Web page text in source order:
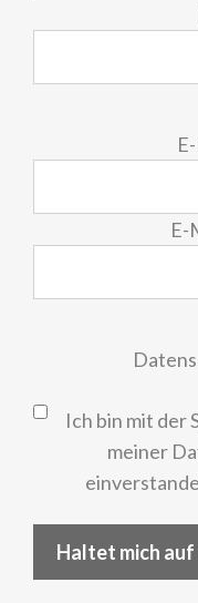
E-
Ich bin mit der
meiner
Haltet mich